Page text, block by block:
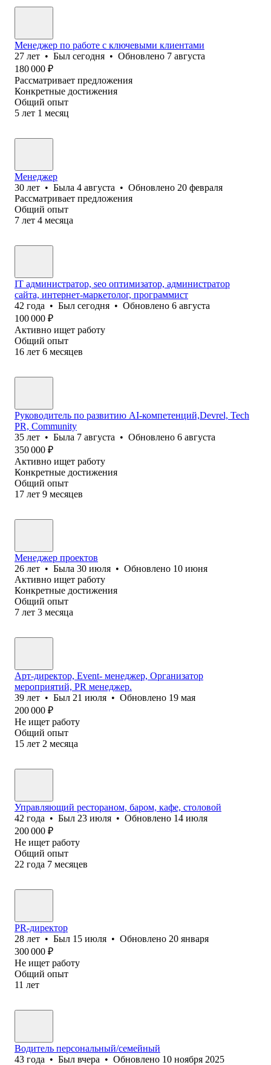
Менеджер по работе с ключевыми клиентами
27 лет • Был сегодня • Обновлено 7 августа
180 000 ₽
Рассматривает предложения
Конкретные достижения
Общий опыт
5 лет 1 месяц
Менеджер
30 лет • Была 4 августа • Обновлено 20 февраля
Рассматривает предложения
Общий опыт
7 лет 4 месяца
IT администратор, seo оптимизатор, администратор
сайта, интернет-маркетолог, программист
42 года • Был сегодня • Обновлено 6 августа
100 000 ₽
Активно ищет работу
Общий опыт
16 лет 6 месяцев
Руководитель по развитию AI-компетенций,Devrel, Tech
PR, Community
35 лет • Была 7 августа • Обновлено 6 августа
350 000 ₽
Активно ищет работу
Конкретные достижения
Общий опыт
17 лет 9 месяцев
Менеджер проектов
26 лет • Была 30 июля • Обновлено 10 июня
Активно ищет работу
Конкретные достижения
Общий опыт
7 лет 3 месяца
Арт-директор, Event- менеджер, Организатор
мероприятий, PR менеджер.
39 лет • Был 21 июля • Обновлено 19 мая
200 000 ₽
Не ищет работу
Общий опыт
15 лет 2 месяца
Управляющий рестораном, баром, кафе, столовой
42 года • Был 23 июля • Обновлено 14 июля
200 000 ₽
Не ищет работу
Общий опыт
22 года 7 месяцев
PR-директор
28 лет • Был 15 июля • Обновлено 20 января
300 000 ₽
Не ищет работу
Общий опыт
11 лет
Водитель персональный/семейный
43 года • Был вчера • Обновлено 10 ноября 2025